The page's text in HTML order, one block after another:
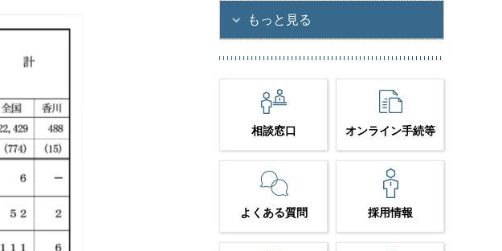
もっと見る
相談窓口 オンライン手続等
よくある質問 採用情報